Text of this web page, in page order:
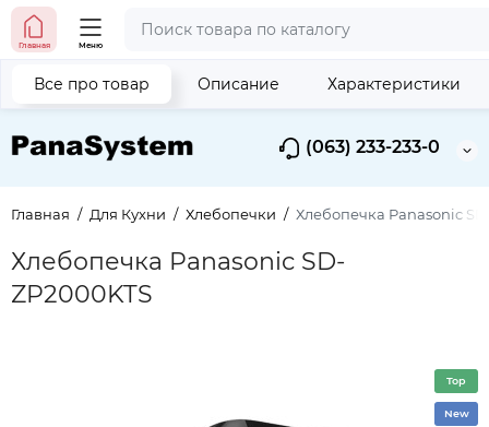
(063) 233-233-0
Главная Меню
Главная Для Кухни Хлебопечки Хлебопечка Panasonic
Хлебопечка Panasonic SD-
ZP2000KTS
Все про товар Описание Характеристики
Top
New